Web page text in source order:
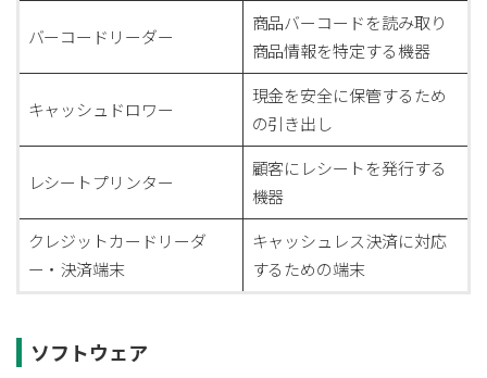
バーコードリーダー
商品バーコードを読み取り
商品情報を特定する機器
キャッシュドロワー
現金を安全に保管するため
の引き出し
レシートプリンター
顧客にレシートを発行する
機器
クレジットカードリーダ
ー・決済端末
キャッシュレス決済に対応
するための端末
ソフトウェア